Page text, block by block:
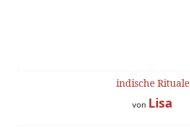
indische Rituale
von Lisa